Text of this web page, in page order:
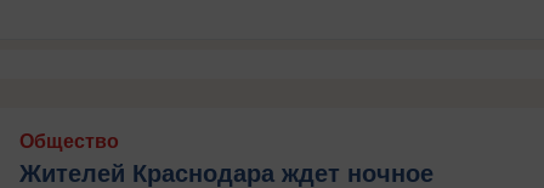
Общество
Жителей Краснодара ждет ночное